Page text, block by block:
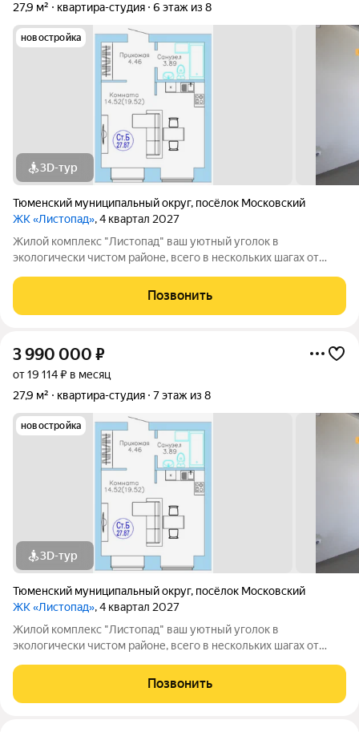
27,9 м²
квартира-студия 6 этаж из 8
новостройка
3D-тур
Тюменский муниципальный округ, посёлок Московский
ЖК «Листопад», 4 квартал 2027
Жилой комплекс "Листопад" ваш уютный уголок в
экологически чистом районе, всего в нескольких шагах от
ждут просторные квартиры в настоящем кирпичном доме с
высокими потолками и большими
Позвонить
3 990 000 ₽
от 19 114 ₽ в месяц
27,9 м²
квартира-студия 7 этаж из 8
новостройка
3D-тур
Тюменский муниципальный округ, посёлок Московский
ЖК «Листопад», 4 квартал 2027
Жилой комплекс "Листопад" ваш уютный уголок в
экологически чистом районе, всего в нескольких шагах от
ждут просторные квартиры в настоящем кирпичном доме с
высокими потолками и большими
Позвонить